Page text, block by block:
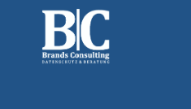
springen